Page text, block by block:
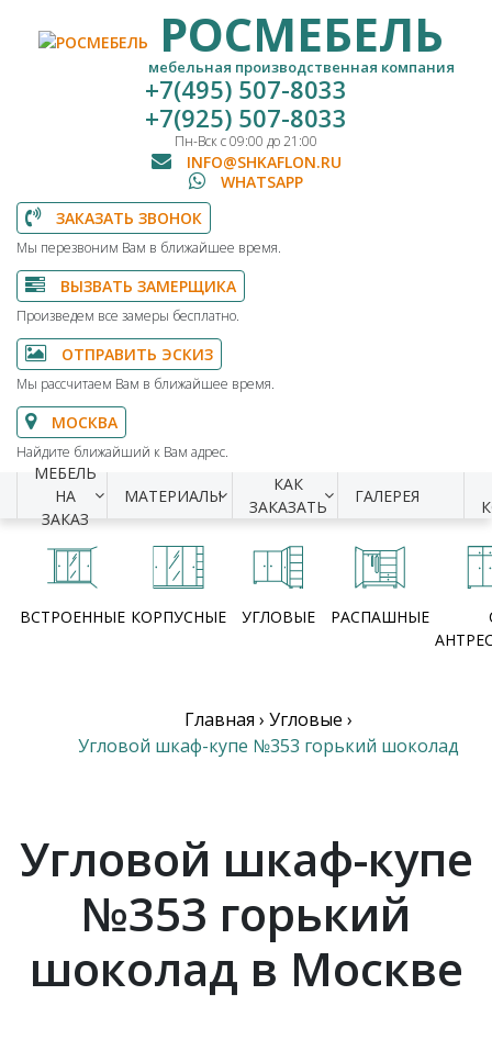
РОСМЕБЕЛЬ
мебельная производственная компания
+7(495) 507-8033
+7(925) 507-8033
Пн-Вск с 09:00 до 21:00
INFO@SHKAFLON.RU
WHATSAPP
ЗАКАЗАТЬ ЗВОНОК
Мы перезвоним Вам в ближайшее время.
ВЫЗВАТЬ ЗАМЕРЩИКА
Произведем все замеры бесплатно.
ОТПРАВИТЬ ЭСКИЗ
Мы рассчитаем Вам в ближайшее время.
МОСКВА
Найдите ближайший к Вам адрес.
МЕБЕЛЬ
НА
ЗАКАЗ
МАТЕРИАЛЫ
КАК
ЗАКАЗАТЬ
ГАЛЕРЕЯ
ВСТРОЕННЫЕ КОРПУСНЫЕ УГЛОВЫЕ РАСПАШНЫЕ
Главная › Угловые ›
Угловой шкаф-купе №353 горький шоколад
Угловой шкаф-купе
№353 горький
шоколад в Москве